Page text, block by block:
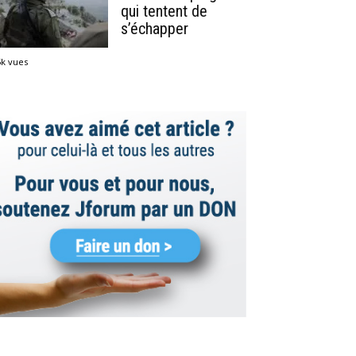
qui tentent de
s’échapper
vues